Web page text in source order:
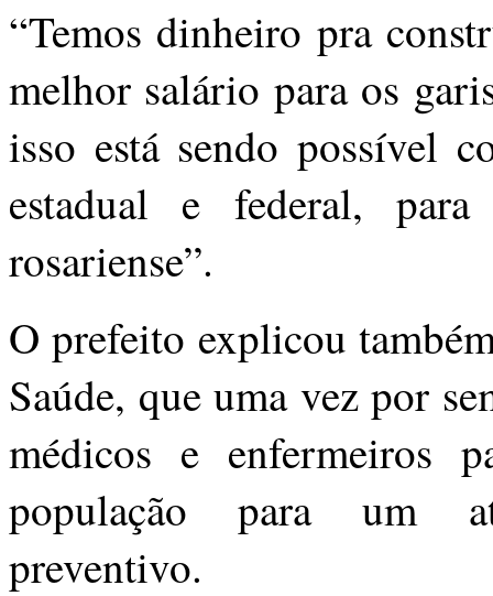
“Temos dinheiro pra
melhor salário para os
isso está sendo possível
estadual e federal,
rosariense”.
O prefeito explicou
Saúde, que uma vez por
médicos e enfermeiros
população para um
preventivo.